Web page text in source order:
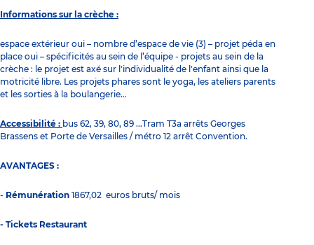
Informations sur la crèche :
espace extérieur oui – nombre d’espace de vie (3) – projet péda en
place oui – spécificités au sein de l’équipe - projets au sein de la
crèche : le projet est axé sur l'individualité de l'enfant ainsi que la
motricité libre. Les projets phares sont le yoga, les ateliers parents
et les sorties à la boulangerie…
Accessibilité : bus 62, 39, 80, 89 ...Tram T3a arrêts Georges
Brassens et Porte de Versailles / métro 12 arrêt Convention.
AVANTAGES :
- Rémunération 1867,02 euros bruts/ mois
- Tickets Restaurant